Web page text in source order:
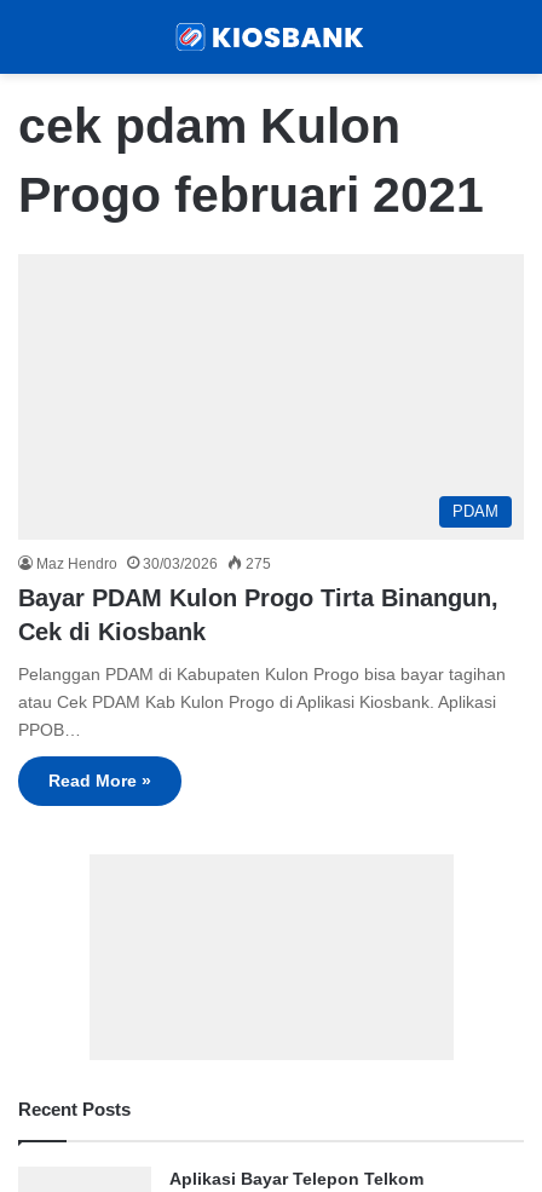
cek pdam Kulon
Progo februari 2021
PDAM
Maz Hendro 30/03/2026 275
Bayar PDAM Kulon Progo Tirta Binangun,
Cek di Kiosbank
Pelanggan PDAM di Kabupaten Kulon Progo bisa bayar tagihan
atau Cek PDAM Kab Kulon Progo di Aplikasi Kiosbank. Aplikasi
PPOB…
Read More »
Recent Posts
Aplikasi Bayar Telepon Telkom